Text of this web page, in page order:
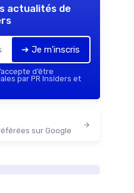
actualités de
➔ Je m'inscris
d’être
par PR Insiders et
sur Google